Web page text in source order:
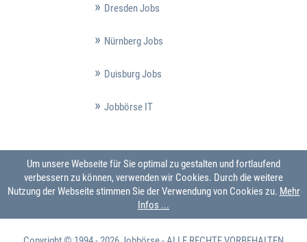
Dresden Jobs
Nürnberg Jobs
Duisburg Jobs
Jobbörse IT
Um unsere Webseite für Sie optimal zu gestalten und fortlaufend
verbessern zu können, verwenden wir Cookies. Durch die weitere
Nutzung der Webseite stimmen Sie der Verwendung von Cookies zu. Mehr
Infos ...